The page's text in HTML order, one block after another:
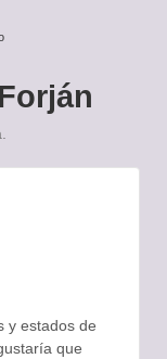
y estados de
que